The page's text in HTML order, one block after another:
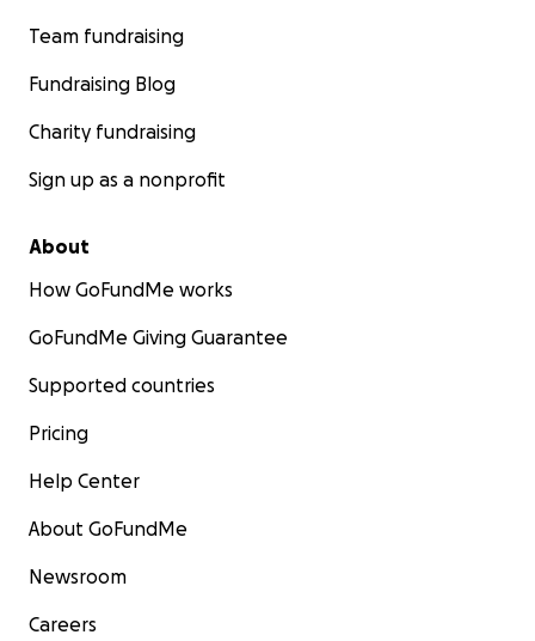
Team fundraising
Fundraising Blog
Charity fundraising
Sign up as a nonprofit
About
How GoFundMe works
GoFundMe Giving Guarantee
Supported countries
Pricing
Help Center
About GoFundMe
Newsroom
Careers